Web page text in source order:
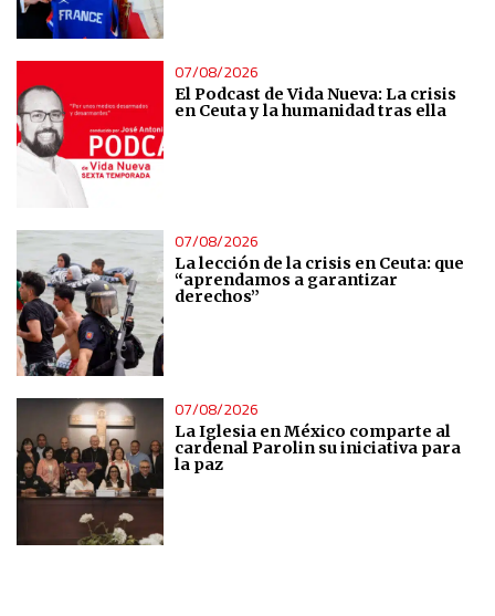
07/08/2026
El Podcast de Vida Nueva: La crisis
en Ceuta y la humanidad tras ella
07/08/2026
La lección de la crisis en Ceuta: que
“aprendamos a garantizar
derechos”
07/08/2026
La Iglesia en México comparte al
cardenal Parolin su iniciativa para
la paz